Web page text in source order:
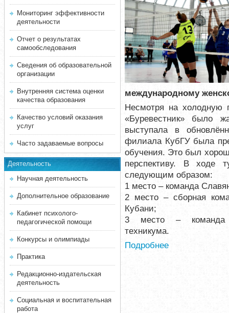
Мониторинг эффективности
деятельности
Отчет о результатах
самообследования
Сведения об образовательной
организации
Внутренняя система оценки
качества образования
Качество условий оказания
услуг
Часто задаваемые вопросы
Деятельность
Научная деятельность
Дополнительное образование
Кабинет психолого-
педагогической помощи
Конкурсы и олимпиады
Практика
Редакционно-издательская
деятельность
Социальная и воспитательная
работа
международному
Несмотря на холодную
«Буревестник» было
выступала в
филиала КубГУ была
обучения. Это был
перспективу. В ходе
следующим образом:
1 место – команда
2 место – сборная
Кубани;
3 место – команда
техникума.
Подробнее